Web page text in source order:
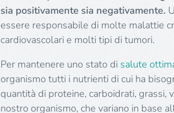
sia positivamente sia negativamente.
essere responsabile di molte malattie
cardiovascolari e molti tipi di tumori.
Per mantenere uno stato di salute
organismo tutti i nutrienti di cui ha
quantità di proteine, carboidrati, grassi,
nostro organismo, che variano in base